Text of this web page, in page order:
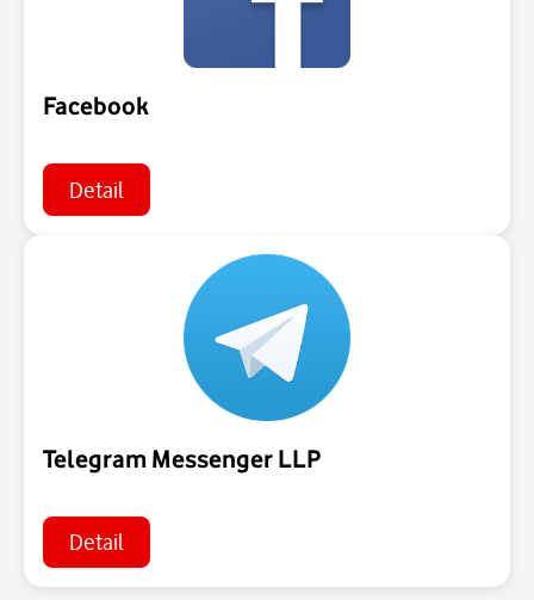
Facebook
Detail
Telegram Messenger LLP
Detail